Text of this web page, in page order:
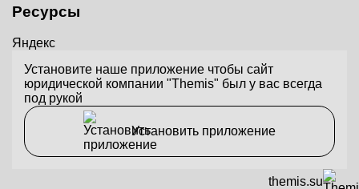
Ресурсы
Яндекс
Установите наше приложение чтобы сайт
юридической компании "Themis" был у вас всегда
под рукой
Установить приложение
themis.su